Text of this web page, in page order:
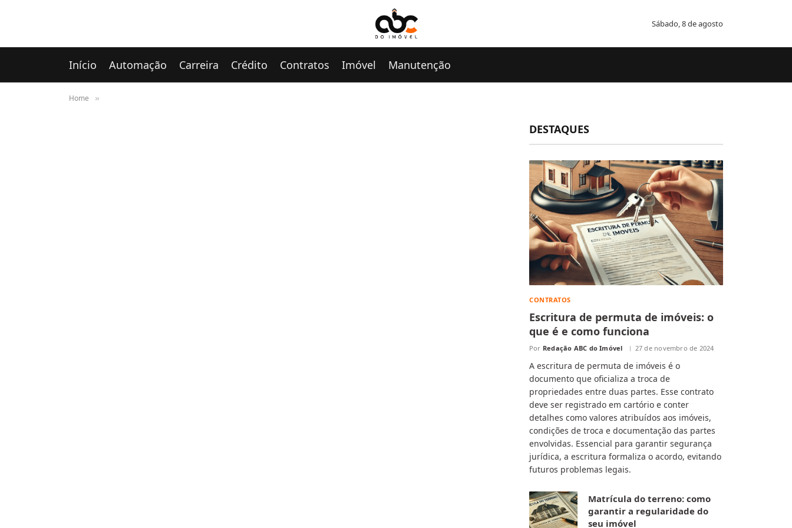
Sábado, 8 de agosto
Início Automação Carreira Crédito Contratos Imóvel Manutenção
Home »
DESTAQUES
CONTRATOS
Escritura de permuta de imóveis: o
que é e como funciona
Por Redação ABC do Imóvel 27 de novembro de 2024
A escritura de permuta de imóveis é o
documento que oficializa a troca de
propriedades entre duas partes. Esse contrato
deve ser registrado em cartório e conter
detalhes como valores atribuídos aos imóveis,
condições de troca e documentação das partes
envolvidas. Essencial para garantir segurança
jurídica, a escritura formaliza o acordo, evitando
futuros problemas legais.
Matrícula do terreno: como
garantir a regularidade do
seu imóvel